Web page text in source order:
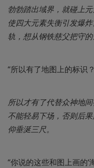
勃勃踏出域界，就碰上
使四大元素失衡引发爆
轨，想从钢铁慈父把守的
“所以有了地图上的标识
所以才有了代替众神地
不能轻易下场，否则后
仰垂涎三尺。
“你说的这些和图上画的‘